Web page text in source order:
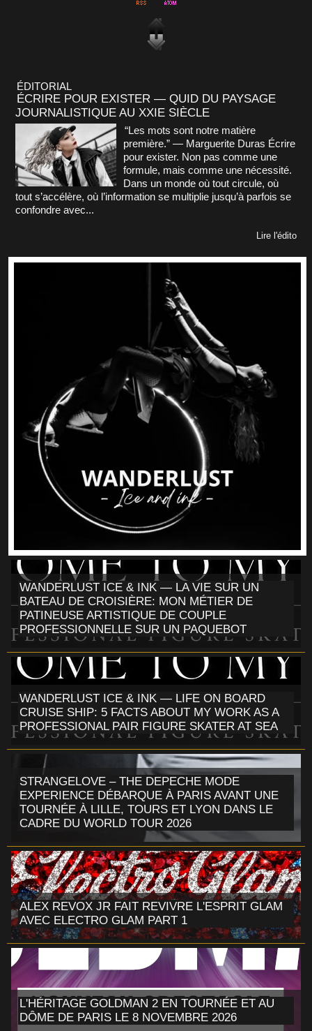
ÉDITORIAL
ÉCRIRE POUR EXISTER — QUID DU PAYSAGE
JOURNALISTIQUE AU XXIE SIÈCLE
“Les mots sont notre matière
première.” — Marguerite Duras Écrire
pour exister. Non pas comme une
formule, mais comme une nécessité.
Dans un monde où tout circule, où
tout s’accélère, où l’information se multiplie jusqu’à parfois se
confondre avec...
Lire l'édito
WANDERLUST ICE & INK — LA VIE SUR UN
BATEAU DE CROISIÈRE: MON MÉTIER DE
PATINEUSE ARTISTIQUE DE COUPLE
PROFESSIONNELLE SUR UN PAQUEBOT
WANDERLUST ICE & INK — LIFE ON BOARD
CRUISE SHIP: 5 FACTS ABOUT MY WORK AS A
PROFESSIONAL PAIR FIGURE SKATER AT SEA
STRANGELOVE – THE DEPECHE MODE
EXPERIENCE DÉBARQUE À PARIS AVANT UNE
TOURNÉE À LILLE, TOURS ET LYON DANS LE
CADRE DU WORLD TOUR 2026
ALEX REVOX JR FAIT REVIVRE L'ESPRIT GLAM
AVEC ELECTRO GLAM PART 1
L'HÉRITAGE GOLDMAN 2 EN TOURNÉE ET AU
DÔME DE PARIS LE 8 NOVEMBRE 2026